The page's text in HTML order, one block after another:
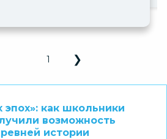
Pause 3D Carousel
1
Next Slide
❯
эпох»: как школьники
возможность
истории